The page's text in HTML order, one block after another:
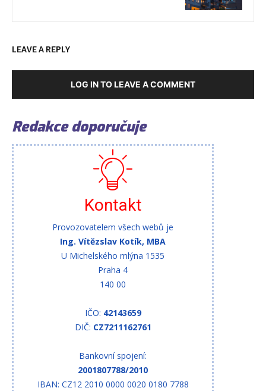
LEAVE A REPLY
LOG IN TO LEAVE A COMMENT
Redakce doporučuje
Kontakt
Provozovatelem všech webů je
Ing. Vítězslav Kotík, MBA
U Michelského mlýna 1535
Praha 4
140 00
IČO: 42143659
DIČ: CZ7211162761
Bankovní spojení:
2001807788/2010
IBAN: CZ12 2010 0000 0020 0180 7788